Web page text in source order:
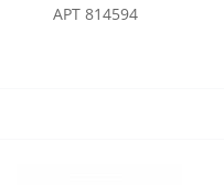
АРТ 814594